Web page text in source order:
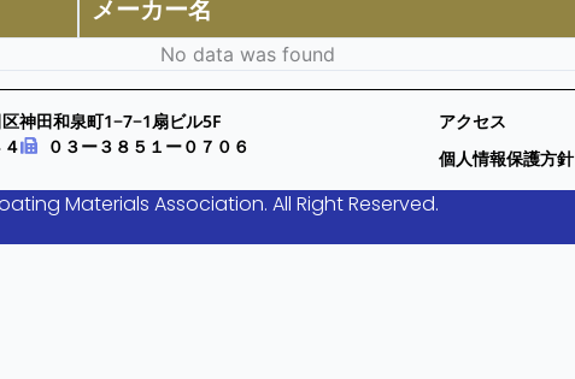
メーカー名
No data was found
神田和泉町1−7−1扇ビル5F
０３ー３８５１ー０７０６
アクセス
個人情報保護方針
Materials Association. All Right Reserved.